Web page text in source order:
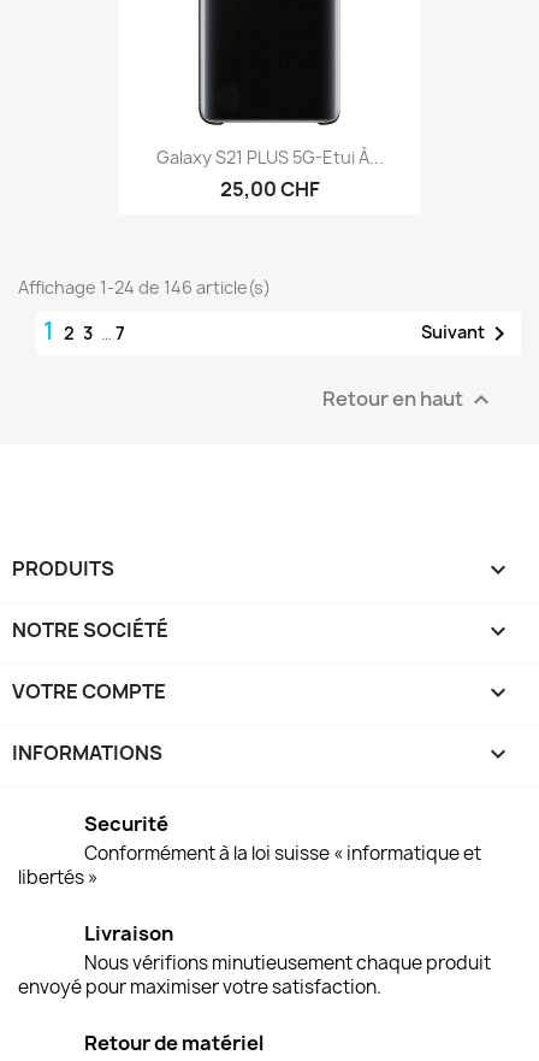
Galaxy S21 PLUS 5G-Etui À...
25,00 CHF
Affichage 1-24 de 146 article(s)
1 2 3 … 7 Suivant 
Retour en haut 
PRODUITS 
NOTRE SOCIÉTÉ 
VOTRE COMPTE 
INFORMATIONS keyboard_arrow_down
Securité
Conformément à la loi suisse « informatique et
libertés »
Livraison
Nous vérifions minutieusement chaque produit
envoyé pour maximiser votre satisfaction.
Retour de matériel